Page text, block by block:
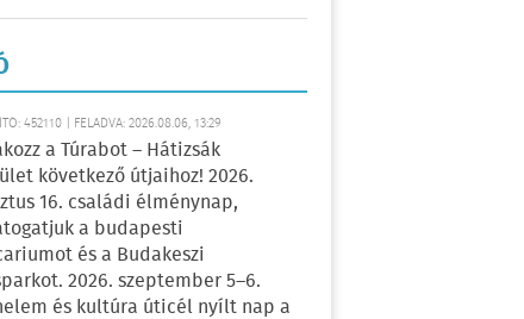
452110 | FELADVA: 2026.08.06, 13:29
a Túrabot – Hátizsák
következő útjaihoz! 2026.
16. családi élménynap,
a budapesti
és a Budakeszi
2026. szeptember 5–6.
és kultúra úticél nyílt nap a